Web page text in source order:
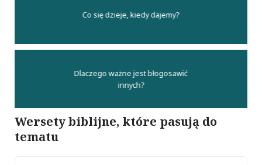
Co się dzieje, kiedy dajemy?
Dlaczego ważne jest błogosawić
innych?
Wersety biblijne, które pasują do
tematu